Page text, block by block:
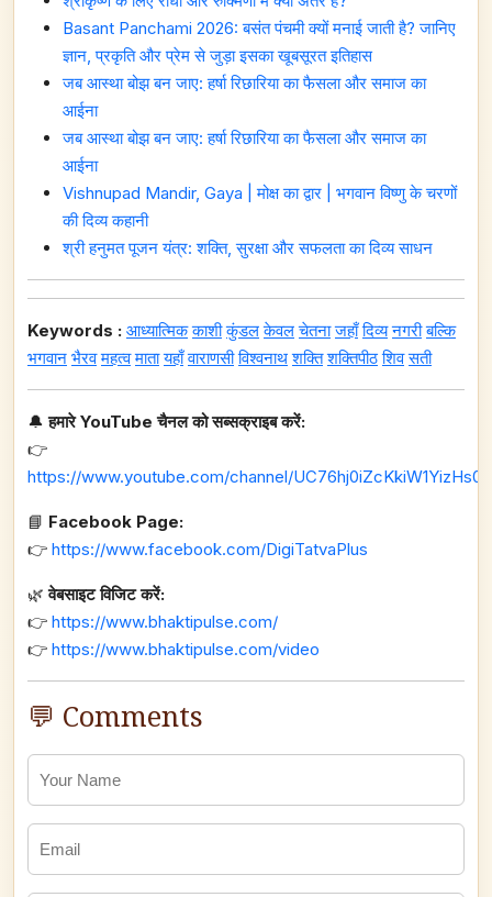
Basant Panchami 2026: बसंत पंचमी क्यों मनाई जाती है? जानिए
ज्ञान, प्रकृति और प्रेम से जुड़ा इसका खूबसूरत इतिहास
जब आस्था बोझ बन जाए: हर्षा रिछारिया का फैसला और समाज का
आईना
जब आस्था बोझ बन जाए: हर्षा रिछारिया का फैसला और समाज का
आईना
Vishnupad Mandir, Gaya | मोक्ष का द्वार | भगवान विष्णु के चरणों
की दिव्य कहानी
श्री हनुमत पूजन यंत्र: शक्ति, सुरक्षा और सफलता का दिव्य साधन
Keywords : आध्यात्मिक काशी कुंडल केवल चेतना जहाँ दिव्य नगरी बल्कि
भगवान भैरव महत्व माता यहाँ वाराणसी विश्वनाथ शक्ति शक्तिपीठ शिव सती
🔔हमारे YouTube चैनल को सब्सक्राइब करें:
👉
https://www.youtube.com/channel/
📘 Facebook Page:
👉 https://www.facebook.com/DigiTatvaPlus
🌿वेबसाइट विजिट करें:
👉 https://www.bhaktipulse.com/
👉 https://www.bhaktipulse.com/video
💬 Comments